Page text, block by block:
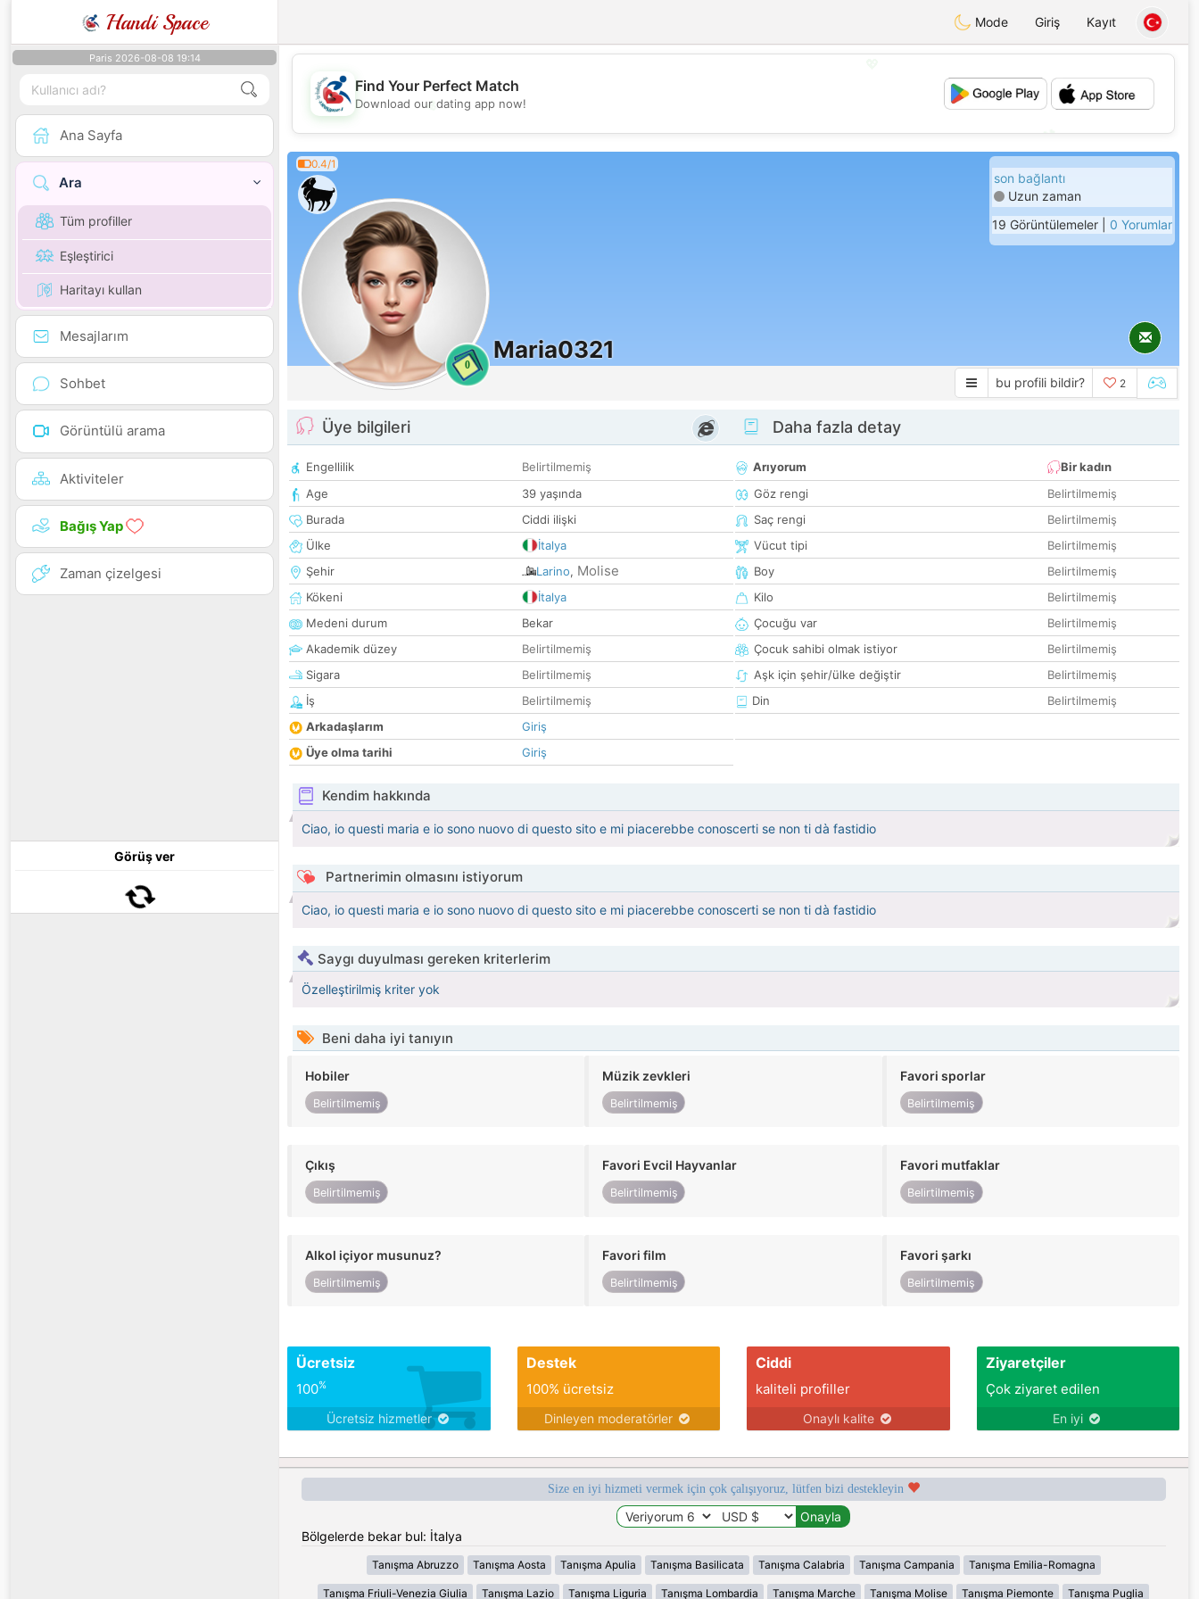
Handi Space Mode Giriş Kayıt
Paris 2026-08-08 19:14
Ana Sayfa
Ara
Tüm profiller
Eşleştirici
Haritayı kullan
Mesajlarım
Sohbet
Görüntülü arama
Aktiviteler
Bağış Yap
Zaman çizelgesi
Görüş ver
💖
Find Your Perfect Match
Download our dating app now!
0.4/1
0
Maria0321
son bağlantı
Uzun zaman
19 Görüntülemeler | 0 Yorumlar
bu profili bildir? 2
Üye bilgileri
Engellilik
Belirtilmemiş
Age
39 yaşında
Burada
Ciddi ilişki
Ülke
İtalya
Şehir
Larino, Molise
Kökeni
İtalya
Medeni durum
Bekar
Akademik düzey
Belirtilmemiş
Sigara
Belirtilmemiş
İş
Belirtilmemiş
Arkadaşlarım
Giriş
Üye olma tarihi
Giriş
Daha fazla detay
Arıyorum
Bir kadın
Göz rengi
Belirtilmemiş
Saç rengi
Belirtilmemiş
Vücut tipi
Belirtilmemiş
Boy
Belirtilmemiş
Kilo
Belirtilmemiş
Çocuğu var
Belirtilmemiş
Çocuk sahibi olmak istiyor
Belirtilmemiş
Aşk için şehir/ülke değiştir
Belirtilmemiş
Din
Belirtilmemiş
Kendim hakkında
Ciao, io questi maria e io sono nuovo di questo sito e mi piacerebbe conoscerti se non ti dà fastidio
Partnerimin olmasını istiyorum
Ciao, io questi maria e io sono nuovo di questo sito e mi piacerebbe conoscerti se non ti dà fastidio
Saygı duyulması gereken kriterlerim
Özelleştirilmiş kriter yok
Beni daha iyi tanıyın
Hobiler
Belirtilmemiş
Müzik zevkleri
Belirtilmemiş
Favori sporlar
Belirtilmemiş
Çıkış
Belirtilmemiş
Favori Evcil Hayvanlar
Belirtilmemiş
Favori mutfaklar
Belirtilmemiş
Alkol içiyor musunuz?
Belirtilmemiş
Favori film
Belirtilmemiş
Favori şarkı
Belirtilmemiş
Ücretsiz
100%
Ücretsiz hizmetler
Destek
100% ücretsiz
Dinleyen moderatörler
Ciddi
kaliteli profiller
Onaylı kalite
Ziyaretçiler
Çok ziyaret edilen
En iyi
Size en iyi hizmeti vermek için çok çalışıyoruz, lütfen bizi destekleyin
Bölgelerde bekar bul: İtalya
Tanışma Abruzzo Tanışma Aosta Tanışma Apulia Tanışma Basilicata Tanışma Calabria Tanışma Campania Tanışma Emilia-Romagna
Tanışma Friuli-Venezia Giulia Tanışma Lazio Tanışma Liguria Tanışma Lombardia Tanışma Marche Tanışma Molise Tanışma Piemonte Tanışma Puglia